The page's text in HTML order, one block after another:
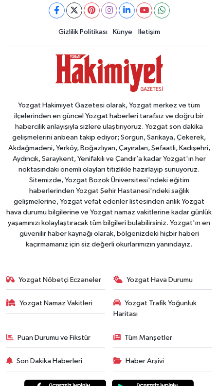
Gizlilik Politikası Künye İletişim
Yozgat Hakimiyet Gazetesi olarak, Yozgat merkez ve tüm
ilçelerinden en güncel Yozgat haberleri tarafsız ve doğru bir
habercilik anlayışıyla sizlere ulaştırıyoruz. Yozgat son dakika
gelişmelerini anbean takip ediyor; Sorgun, Sarıkaya, Çekerek,
Akdağmadeni, Yerköy, Boğazlıyan, Çayıralan, Şefaatli, Kadışehri,
Aydıncık, Saraykent, Yenifakılı ve Çandır’a kadar Yozgat'ın her
noktasındaki önemli olayları titizlikle hazırlayıp sunuyoruz.
Sitemizde, Yozgat Bozok Üniversitesi'ndeki eğitim
haberlerinden Yozgat Şehir Hastanesi'ndeki sağlık
gelişmelerine, Yozgat vefat edenler listesinden anlık Yozgat
hava durumu bilgilerine ve Yozgat namaz vakitlerine kadar günlük
yaşamınızı kolaylaştıracak tüm bilgileri bulabilirsiniz. Yozgat'ın en
güvenilir haber kaynağı olarak, bölgenizdeki hiçbir haberi
kaçırmamanız için siz değerli okurlarımızın yanındayız.
Yozgat Nöbetçi Eczaneler Yozgat Hava Durumu
Yozgat Namaz Vakitleri
Yozgat Trafik Yoğunluk
Haritası
Puan Durumu ve Fikstür Tüm Manşetler
Son Dakika Haberleri Haber Arşivi